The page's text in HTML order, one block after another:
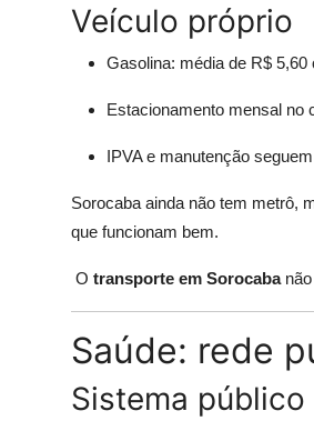
Veículo próprio
Gasolina: média de R$ 5,60
Estacionamento mensal no
IPVA e manutenção
Sorocaba ainda não tem metrô,
que funcionam bem.
O transporte em Sorocabanão
Saúde: rede
Sistema público